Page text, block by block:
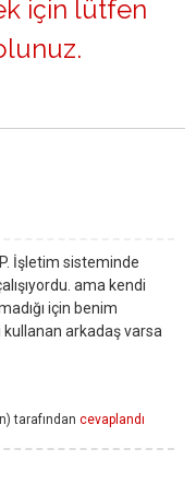
için lütfen
.
İşletim sisteminde
ama kendi
için benim
kullanan arkadaş varsa
tarafından cevaplandı